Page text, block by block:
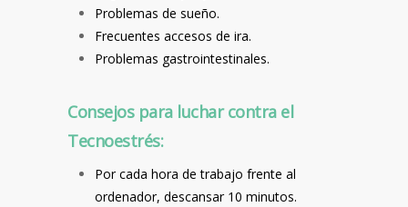
Problemas de sueño.
Frecuentes accesos de ira.
Problemas gastrointestinales.
Consejos para luchar contra el
Tecnoestrés:
Por cada hora de trabajo frente al
ordenador, descansar 10 minutos.